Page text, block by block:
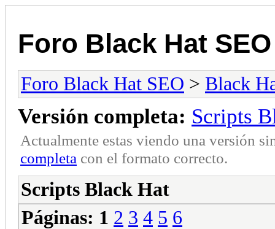
Foro Black Hat SEO
Foro Black Hat SEO > Black
Versión completa: Scripts
Actualmente estas viendo una versión
completa con el formato correcto.
Scripts Black Hat
Páginas: 1 2 3 4 5 6